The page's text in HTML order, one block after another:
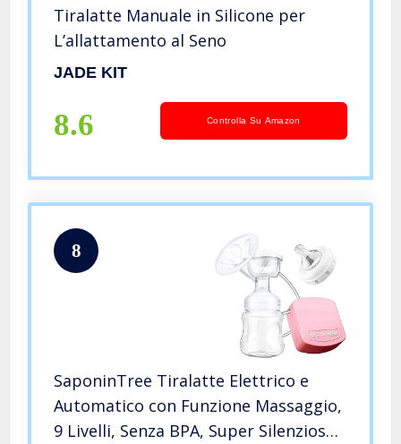
Tiralatte Manuale in Silicone per
L’allattamento al Seno
JADE KIT
8.6 Controlla Su Amazon
8
SaponinTree Tiralatte Elettrico e
Automatico con Funzione Massaggio,
9 Livelli, Senza BPA, Super Silenzioso